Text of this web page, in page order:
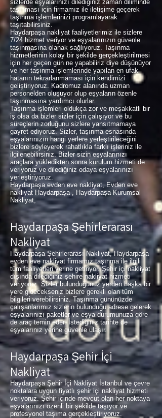
sizlerde eşyalarınızı dilediğiniz zaman diliminde
taşınması için firmamız ile iletişime geçerek
taşınma işlemlerinizi programlayarak
taşıtabilirsiniz.
Haydarpaşa nakliyat faaliyetlerimiz ile sizlere
7/24 hizmet veriyor ve eşyalarınızın güvenle
taşınmasına olanak sağlıyoruz. Taşınma
hizmetlerinin kolay bir şekilde gerçekleştirilmesi
için her geçen gün ne yapabiliriz diye düşünüyor
ve her taşınma işlemlerinde yapılan en ufak
hatanın tekrarlanmaması için kendimizi
geliştiriyoruz. Kadromuz alanında uzman
personelden oluşuyor olup eşyaların özenle
taşınmasına yardımcı olurlar.
Taşınma işlemleri oldukça zor ve meşakkatli bir
iş olsa da bizler sizler için çalışıyor ve bu
süreçlerin zorluğunu sizlere yansıtmamaya
gayret ediyoruz. Sizler, taşınma esnasında
eşyalarınızın hangi yerlere yerleştirileceğini
bizlere söyleyerek rahatlıkla farklı işleriniz ile
ilgilenebilirsiniz. Bizler sizin eşyalarınızı
araçlara yükledikten sonra kurulum hizmeti de
veriyoruz ve dilediğiniz odaya eşyalarınızı
yerleştiriyoruz.
Haydarpaşa evden eve nakliyat, Evden eve
nakliyat Haydarpaşa , Haydarpaşa Kurumsal
Nakliyat,
Haydarpaşa Şehirlerarası
Nakliyat
Haydarpaşa Şehirlerarası Nakliyat, Haydarpaşa
evden eve nakliyat firmamız taşınma ile ilgili
tüm faaliyetleri yerine getiriyor. Şehir içi nakliyat
dışında dilediğiniz şehire nakliyat hizmeti
veriyoruz. Sizler bulunduğunuz yerden başka bir
yere gidecekseniz bizlere gerekli olan tüm
bilgileri verebilirsiniz. Taşınma gününüzde
çalışanlarımız sizlerin bulunduğu adrese gelerek
eşyalarınızı paketler ve eşya durumunuza göre
de araç temin eder. İstediğiniz tarihte de
eşyalarınız yerine güvenle ulaşır.
Haydarpaşa Şehir İçi
Nakliyat
Haydarpaşa Şehir İçi Nakliyat İstanbul ve çevre
noktalara uygun fiyatlı şehir içi nakliyat hizmeti
veriyoruz. Şehir içinde mevcut olan her noktaya
eşyalarınızı özenli bir şekilde taşıyor ve
profesyonel taşıma gerçekleştiriyoruz.